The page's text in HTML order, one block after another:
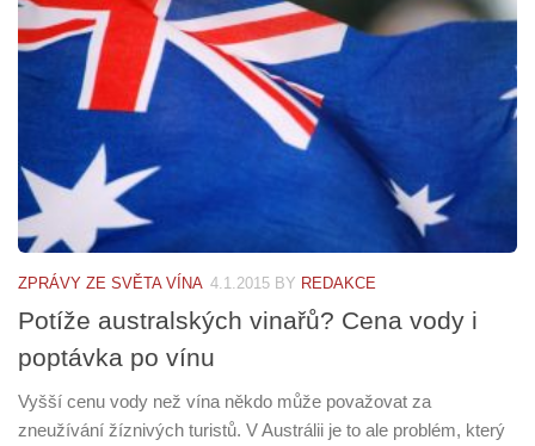
ZPRÁVY ZE SVĚTA VÍNA 4.1.2015 BY REDAKCE
Potíže australských vinařů? Cena vody i
poptávka po vínu
Vyšší cenu vody než vína někdo může považovat za
zneužívání žíznivých turistů. V Austrálii je to ale problém, který